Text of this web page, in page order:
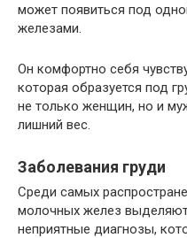
может появиться под
железами.
Он комфортно себя
которая образуется под
не только женщин, но и
лишний вес.
Заболевания груди
Среди самых
молочных желез
неприятные диагнозы,